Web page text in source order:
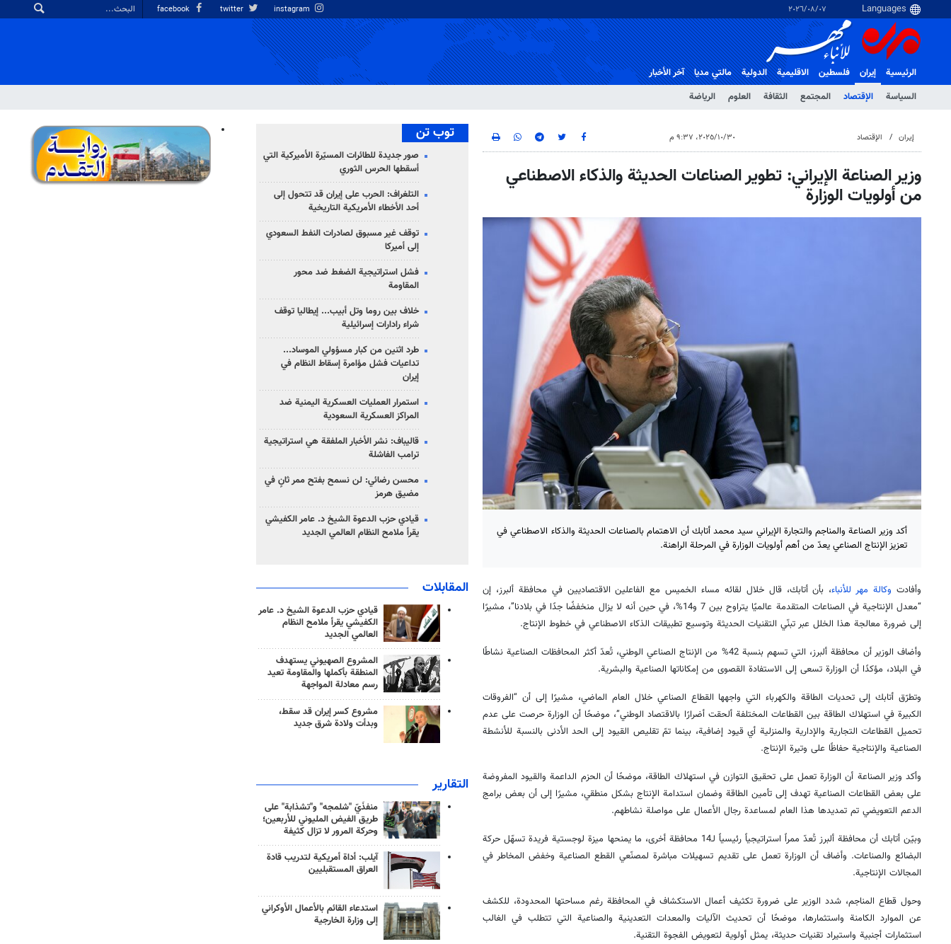
٠٧‏/٠٨‏/٢٠٢٦
الرئيسية
إيران
السياسة
الإقتصاد المجتمع الثقافة العلوم الرياضة
فلسطین الاقلیمیة الدولية مالتي مدیا آخر الأخبار
إيران الإقتصاد ٣٠‏/١٠‏/٢٠٢٥، ٩:٣٧ م
وزير الصناعة الإيراني: تطوير الصناعات الحديثة والذكاء الاصطناعي
من أولويات الوزارة
أكد وزير الصناعة والمناجم والتجارة الإيراني سيد محمد أتابك أن الاهتمام بالصناعات الحديثة والذكاء الاصطناعي في
تعزيز الإنتاج الصناعي يعدّ من أهم أولويات الوزارة في المرحلة الراهنة.
وأفادت وكالة مهر للأنباء، بأن أتابك، قال خلال لقائه مساء الخميس مع الفاعلين الاقتصاديين في محافظة ألبرز، إن
“معدل الإنتاجية في الصناعات المتقدمة عالميًا يتراوح بين 7 و14%، في حين أنه لا يزال منخفضًا جدًا في بلادنا”، مشيرًا
إلى ضرورة معالجة هذا الخلل عبر تبنّي التقنيات الحديثة وتوسيع تطبيقات الذكاء الاصطناعي في خطوط الإنتاج.
وأضاف الوزير أن محافظة ألبرز، التي تسهم بنسبة 42% من الإنتاج الصناعي الوطني، تُعدّ أكثر المحافظات الصناعية نشاطًا
في البلاد، مؤكدًا أن الوزارة تسعى إلى الاستفادة القصوى من إمكاناتها الصناعية والبشرية.
وتطرّق أتابك إلى تحديات الطاقة والكهرباء التي واجهها القطاع الصناعي خلال العام الماضي، مشيرًا إلى أن “الفروقات
الكبيرة في استهلاك الطاقة بين القطاعات المختلفة ألحقت أضرارًا بالاقتصاد الوطني”، موضحًا أن الوزارة حرصت على عدم
تحميل القطاعات التجارية والإدارية والمنزلية أي قيود إضافية، بينما تمّ تقليص القيود إلى الحد الأدنى بالنسبة للأنشطة
الصناعية والإنتاجية حفاظًا على وتيرة الإنتاج.
وأكد وزير الصناعة أن الوزارة تعمل على تحقيق التوازن في استهلاك الطاقة، موضحًا أن الحزم الداعمة والقيود المفروضة
على بعض القطاعات الصناعية تهدف إلى تأمين الطاقة وضمان استدامة الإنتاج بشكل منطقي، مشيرًا إلى أن بعض برامج
الدعم التعويضي تم تمديدها هذا العام لمساعدة رجال الأعمال على مواصلة نشاطهم.
وبيّن أتابك أن محافظة ألبرز تُعدّ ممراً استراتيجياً رئيسياً لـ14 محافظة أخرى، ما يمنحها ميزة لوجستية فريدة تسهّل حركة
البضائع والصناعات. وأضاف أن الوزارة تعمل على تقديم تسهيلات مباشرة لمصنّعي القطع الصناعية وخفض المخاطر في
المجالات الإنتاجية.
وحول قطاع المناجم، شدد الوزير على ضرورة تكثيف أعمال الاستكشاف في المحافظة رغم مساحتها المحدودة، للكشف
عن الموارد الكامنة واستثمارها، موضحًا أن تحديث الآليات والمعدات التعدينية والصناعية التي تتطلب في الغالب
استثمارات أجنبية واستيراد تقنيات حديثة، يمثل أولوية لتعويض الفجوة التقنية.
توب تن
صور جديدة للطائرات المسيّرة الأميركية التي
أسقطها الحرس الثوري
التلغراف: الحرب على إيران قد تتحول إلى
أحد الأخطاء الأمريكية التاريخية
توقف غير مسبوق لصادرات النفط السعودي
إلى أميركا
فشل استراتيجية الضغط ضد محور
المقاومة
خلاف بين روما وتل أبيب... إيطاليا توقف
شراء رادارات إسرائيلية
طرد اثنين من كبار مسؤولي الموساد...
تداعيات فشل مؤامرة إسقاط النظام في
إيران
استمرار العمليات العسكرية اليمنية ضد
المراكز العسكرية السعودية
قاليباف: نشر الأخبار الملفقة هي استراتيجية
ترامب الفاشلة
محسن رضائي: لن نسمح بفتح ممر ثانٍ في
مضيق هرمز
قيادي حزب الدعوة الشيخ د. عامر الكفيشي
يقرأ ملامح النظام العالمي الجديد
المقابلات
قيادي حزب الدعوة الشيخ د. عامر
الكفيشي يقرأ ملامح النظام
العالمي الجديد
المشروع الصهيوني يستهدف
المنطقة بأكملها والمقاومة تعيد
رسم معادلة المواجهة
مشروع كسر إيران قد سقط،
وبدأت ولادة شرق جديد
التقارير
منفذَيّ "شلمجه" و"تشذابة" على
طريق الفيض المليوني للأربعين؛
وحركة المرور لا تزال كثيفة
آيلب: أداة أمريكية لتدريب قادة
العراق المستقبليين
استدعاء القائم بالأعمال الأوكراني
إلى وزارة الخارجية